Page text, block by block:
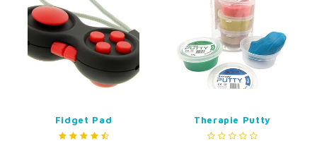
Fidget Pad
Therapie Putty
Kneedklei In 5